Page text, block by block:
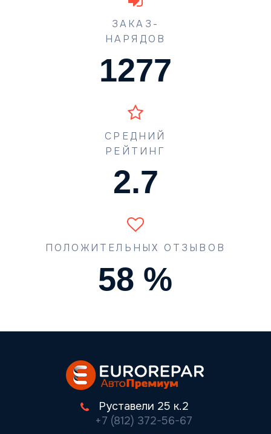
ЗАКАЗ-
НАРЯДОВ
1631
СРЕДНИЙ
РЕЙТИНГ
3.4
ПОЛОЖИТЕЛЬНЫХ ОТЗЫВОВ
74 %
Руставели 25 к.2
+7 (812) 372-56-67